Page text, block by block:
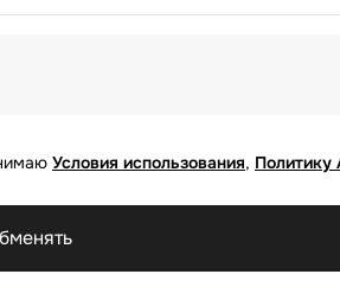
Условия использования, Политику